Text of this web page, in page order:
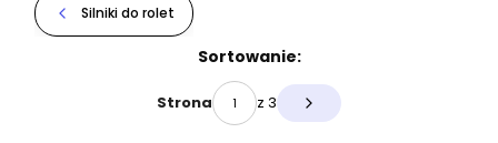
Silniki do rolet
Sortowanie:
Strona z 3 Następne produkty